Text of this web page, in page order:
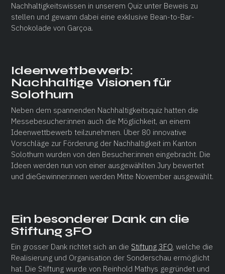
Nachhaltigkeitswissen in unserem Quiz unter Beweis zu
stellen und gewann dabei eine exklusive Bean-to-Bar-
Schokolade von Garçoa.
Ideenwettbewerb:
Nachhaltige Visionen für
Solothurn
Neben dem spannenden Nachhaltigkeitsquiz hatten die
Messebesucher:innen auch die Möglichkeit, an einem
Ideenwettbewerb teilzunehmen. Über 80 innovative
Vorschläge zur Förderung der Nachhaltigkeit im Kanton
Solothurn wurden von den Besucher:innen eingebracht. Die
Ideen werden nun von einer ausgewählten Jury bewertet
und dieGewinner:innen werden Mitte November ausgewählt.
Ein besonderer Dank an die
Stiftung 3FO
Ein grosser Dank richtet sich an die Stiftung 3FO, welche die
Realisierung und Organisation der Sonderschau ermöglicht
hat. Die Stiftung wurde von Reinhold Mathys gegründet und